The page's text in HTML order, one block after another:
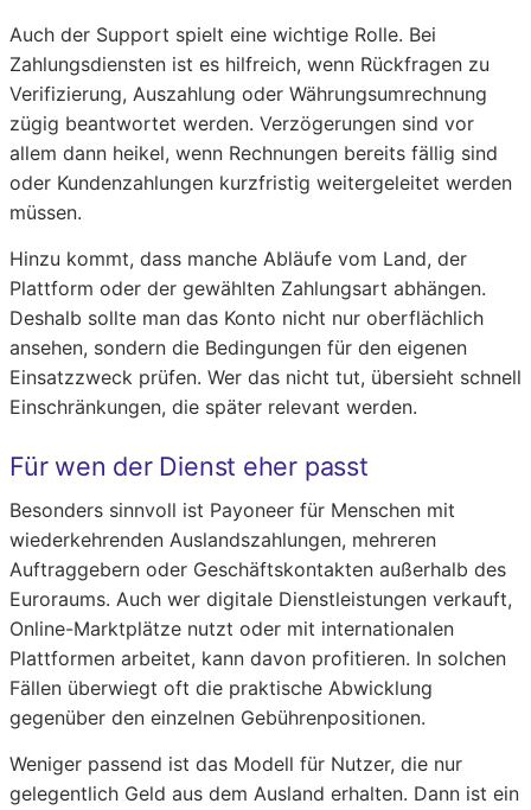
Auch der Support spielt eine wichtige Rolle. Bei
Zahlungsdiensten ist es hilfreich, wenn Rückfragen zu
Verifizierung, Auszahlung oder Währungsumrechnung
zügig beantwortet werden. Verzögerungen sind vor
allem dann heikel, wenn Rechnungen bereits fällig sind
oder Kundenzahlungen kurzfristig weitergeleitet werden
müssen.
Hinzu kommt, dass manche Abläufe vom Land, der
Plattform oder der gewählten Zahlungsart abhängen.
Deshalb sollte man das Konto nicht nur oberflächlich
ansehen, sondern die Bedingungen für den eigenen
Einsatzzweck prüfen. Wer das nicht tut, übersieht schnell
Einschränkungen, die später relevant werden.
Für wen der Dienst eher passt
Besonders sinnvoll ist Payoneer für Menschen mit
wiederkehrenden Auslandszahlungen, mehreren
Auftraggebern oder Geschäftskontakten außerhalb des
Euroraums. Auch wer digitale Dienstleistungen verkauft,
Online-Marktplätze nutzt oder mit internationalen
Plattformen arbeitet, kann davon profitieren. In solchen
Fällen überwiegt oft die praktische Abwicklung
gegenüber den einzelnen Gebührenpositionen.
Weniger passend ist das Modell für Nutzer, die nur
gelegentlich Geld aus dem Ausland erhalten. Dann ist ein